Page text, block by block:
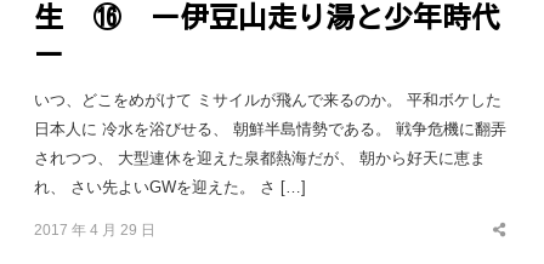
生 ⑯ ー伊豆山走り湯と少年時代
ー
いつ、どこをめがけて ミサイルが飛んで来るのか。 平和ボケした
日本人に 冷水を浴びせる、 朝鮮半島情勢である。 戦争危機に翻弄
されつつ、 大型連休を迎えた泉都熱海だが、 朝から好天に恵ま
れ、 さい先よいGWを迎えた。 さ […]
2017 年 4 月 29 日
Share